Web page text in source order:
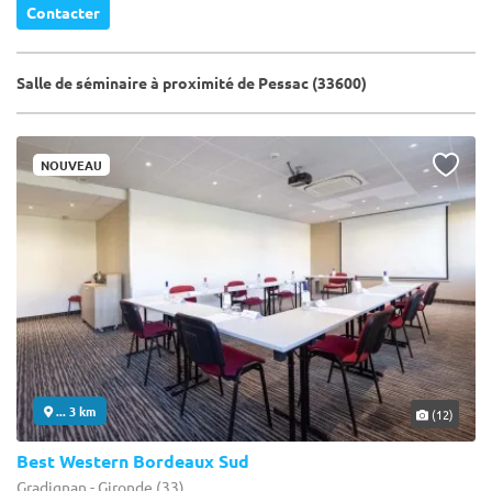
Contacter
Salle de séminaire à proximité de Pessac (33600)
NOUVEAU
... 3 km (12)
Best Western Bordeaux Sud
Gradignan - Gironde (33)